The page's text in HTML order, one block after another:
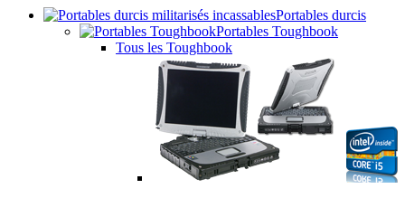
Portables durcis
Portables Toughbook
Tous les Toughbook